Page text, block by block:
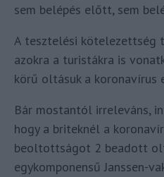
sem belépés előtt, sem
A tesztelési kötelezettség
azokra a turistákra is
körű oltásuk a koronavírus
Bár mostantól irreleváns,
hogy a briteknél a
beoltottságot 2 beadott
egykomponensű Janssen-